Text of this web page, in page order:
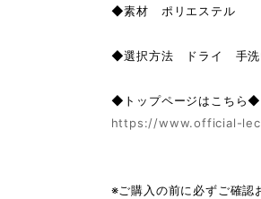
◆素材 ポリエステル
◆選択方法 ドライ 手洗
◆トップページはこちら◆
https://www.official-
※ご購入の前に必ずご確認